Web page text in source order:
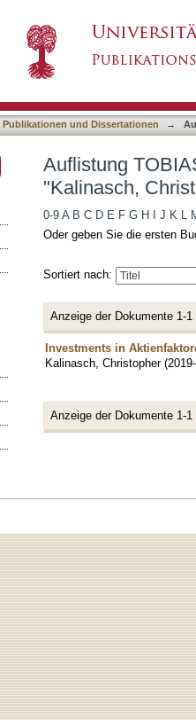
Publikationen und Dissertationen →
Auflistung
"Kalinasch,
0-9 A B C D E F G H J K L
Oder geben Sie die ersten
Sortiert nach:
Anzeige der Dokumente 1-1
Investments in
Kalinasch, Christopher (
Anzeige der Dokumente 1-1